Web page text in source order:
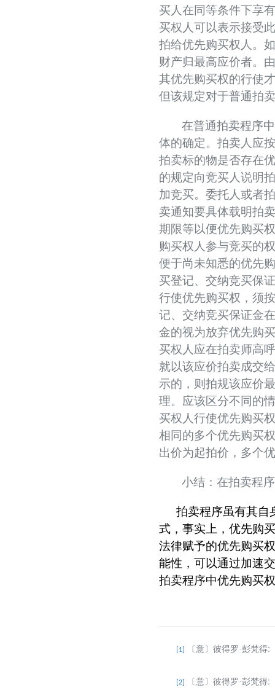
买人在同等条件下享
买权人可以表示接受
拍给优先购买权人。
财产归最高应价者。
其优先购买权的行使
但该规定对于普通拍
在普通拍卖程序
体的确定。 拍卖人应
拍卖标的物是否存在
的规定向竞买人说明
加竞买。委托人或者
卖通知要具体载明拍
期限等以便优先购买
购买权人参与竞买的
便于尚未知悉的优先
买登记、交纳竞买保
行使优先购买权，须
记、交纳竞买保证金
金的视为放弃优先购
买权人应在拍卖师高
就以该应价拍卖成交
示的，则拍规该应价
理。应该区分不同的
买权人行使优先购买
相同的多个优先购买
出价为起拍价，多个
小结：在拍卖程
拍卖程序虽有其自
式， 事实上，优先购
法律赋予的优先购买
能性，可以通过加速
拍卖程序中优先购买
[1] 〔意〕彼得罗·彭梵得:
[2] 〔意〕彼得罗·彭梵得: